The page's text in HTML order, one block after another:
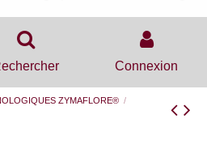
Connexion
ZYMAFLORE®